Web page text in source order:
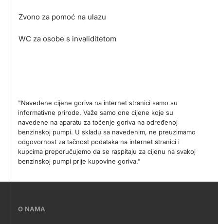
Zvono za pomoć na ulazu
WC za osobe s invaliditetom
"Navedene cijene goriva na internet stranici samo su
informativne prirode. Važe samo one cijene koje su
navedene na aparatu za točenje goriva na određenoj
benzinskoj pumpi. U skladu sa navedenim, ne preuzimamo
odgovornost za tačnost podataka na internet stranici i
kupcima preporučujemo da se raspitaju za cijenu na svakoj
benzinskoj pumpi prije kupovine goriva."
???O NAMA